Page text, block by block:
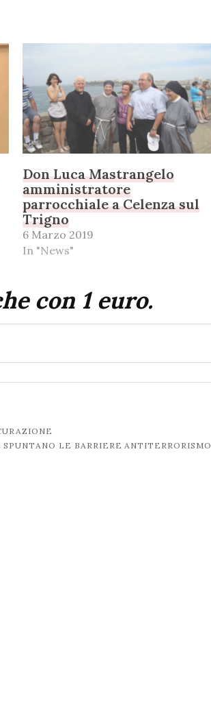
Don Luca Mastrangelo
amministratore
parrocchiale a Celenza sul
Trigno
6 Marzo 2019
In "News"
con 1 euro.
LE BARRIERE ANTITERRORISMO